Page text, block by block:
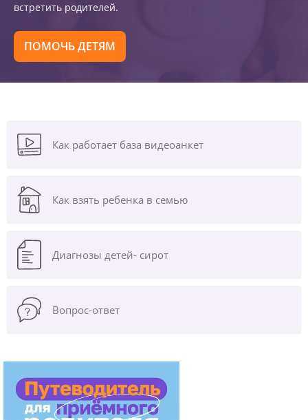
встретить родителей.
ПОМОЧЬ ДЕТЯМ
Как работает база видеоанкет
Как взять ребенка в семью
Диагнозы детей- сирот
Вопрос-ответ